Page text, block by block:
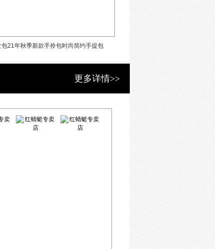
包21年秋季新款手拎包时尚简约手提包
更多详情>>